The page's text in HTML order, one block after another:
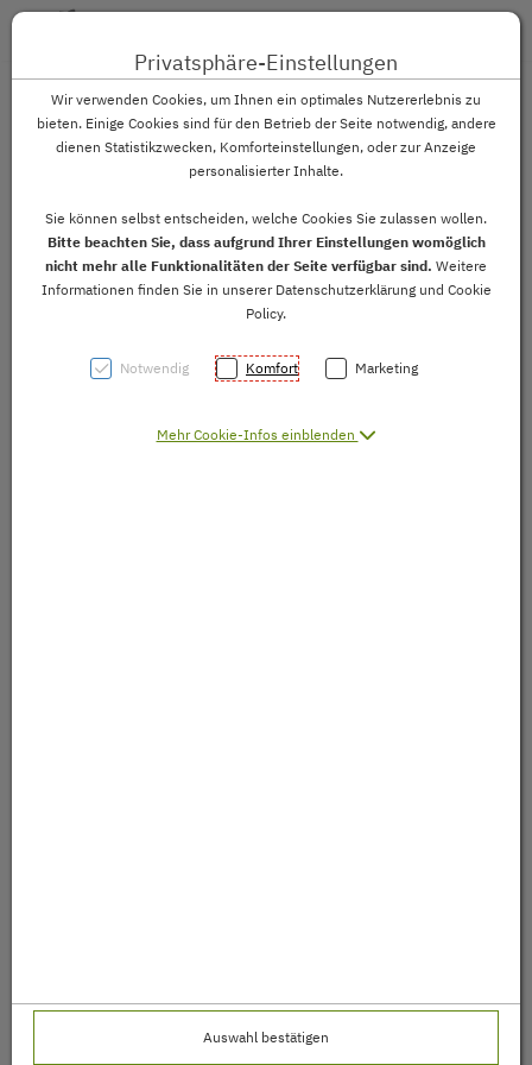
Zum Inhalt springen [AK + 0]
Zum Hauptmenü springen [AK + 1]
Zum Footer-Menü unten (angedockt an Browserrand)
Zum Widget-Menü rechts springen [AK + 3]
Zu den Inhalten im Fußbereich springen [AK + 4]
Privatsphäre-Einstellungen
Wir verwenden Cookies, um Ihnen ein optimales Nutzererlebnis zu
bieten. Einige Cookies sind für den Betrieb der Seite notwendig, andere
dienen Statistikzwecken, Komforteinstellungen, oder zur Anzeige
personalisierter Inhalte.
Sie können selbst entscheiden, welche Cookies Sie zulassen wollen.
Bitte beachten Sie, dass aufgrund Ihrer Einstellungen womöglich
nicht mehr alle Funktionalitäten der Seite verfügbar sind. Weitere
Informationen finden Sie in unserer Datenschutzerklärung und Cookie
Policy.
Notwendig Komfort Marketing
Mehr Cookie-Infos einblenden
Auswahl bestätigen